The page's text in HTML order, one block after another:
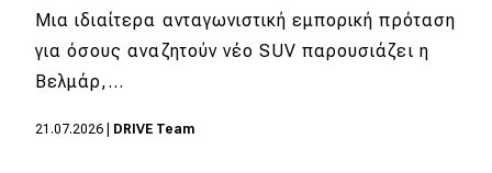
WRC
Motorsport
Μια ιδιαίτερα ανταγωνιστική εμπορική πρόταση
για όσους αναζητούν νέο SUV παρουσιάζει η
Βελμάρ,…
21.07.2026 DRIVE Team